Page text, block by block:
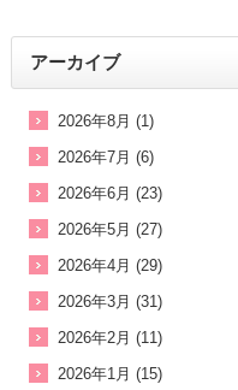
アーカイブ
2026年8月 (1)
2026年7月 (6)
2026年6月 (23)
2026年5月 (27)
2026年4月 (29)
2026年3月 (31)
2026年2月 (11)
2026年1月 (15)